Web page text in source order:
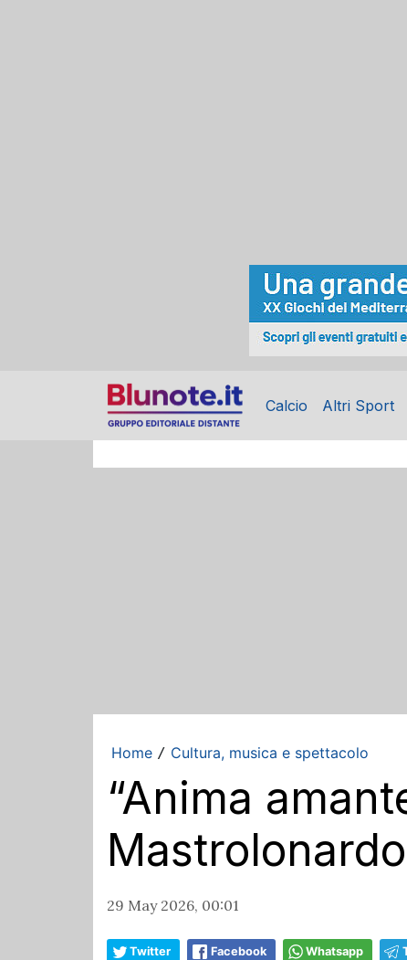
Calcio Altri Sport
Home / Cultura, musica e spettacolo
“Anima
Mastrolonardo
29 May 2026, 00:01
Twitter Facebook Whatsapp